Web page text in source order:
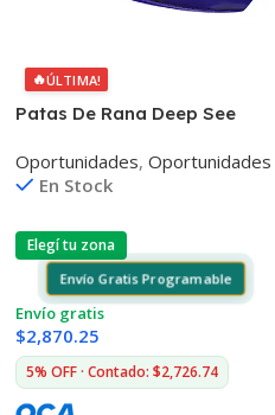
🔥ÚLTIMA!
Patas De Rana Deep See
Oportunidades, Oportunidades
En Stock
Elegí tu zona
Envío Gratis Programable
Envío gratis
$2,870.25
5% OFF · Contado: $2,726.74